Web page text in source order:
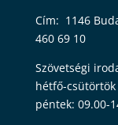
Cím: 1146
460 69 10
Szövetségi
hétfő-csütörtök
péntek: 09.00-